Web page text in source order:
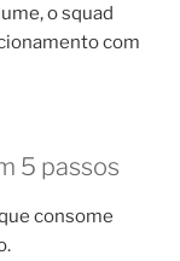
o squad
com
5 passos
consome